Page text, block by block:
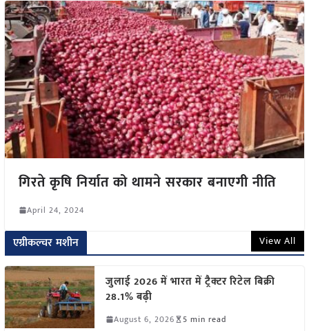
गिरते कृषि निर्यात को थामने सरकार बनाएगी नीति
April 24, 2024
एग्रीकल्चर मशीन View All
जुलाई 2026 में भारत में ट्रैक्टर रिटेल बिक्री
28.1% बढ़ी
August 6, 2026 5 min read